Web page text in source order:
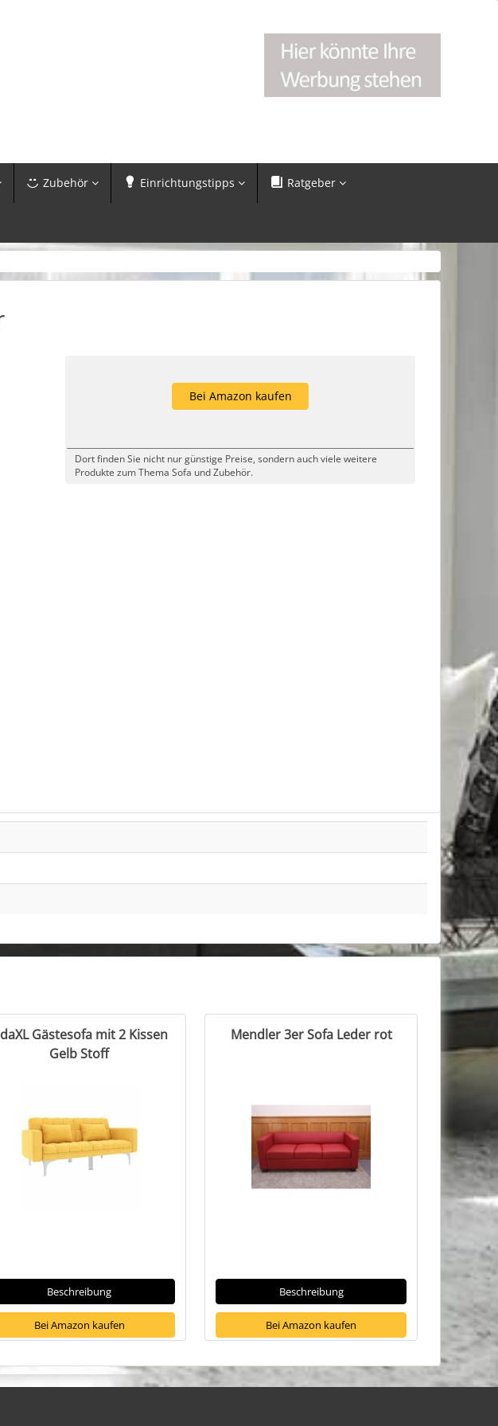
Zubehör Einrichtungstipps Ratgeber
Bei Amazon kaufen
Dort finden Sie nicht nur günstige Preise, sondern auch viele weitere
Produkte zum Thema Sofa und Zubehör.
Gästesofa mit 2 Kissen
Gelb Stoff
Beschreibung
Bei Amazon kaufen
Mendler 3er Sofa Leder rot
Beschreibung
Bei Amazon kaufen